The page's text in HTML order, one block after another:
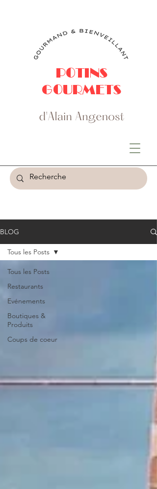
POTINS
GOURMETS
BLOG
Tous les Posts
Restaurants
Evénements
Boutiques &
Produits
Coups de coeur
Tous les Posts